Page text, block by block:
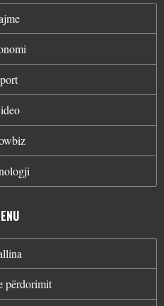
përdorimit